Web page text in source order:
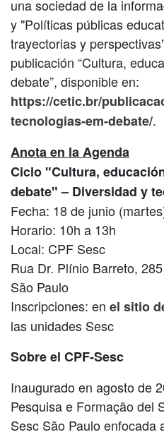
una sociedad de la
y "Políticas públicas
trayectorias y
publicación “Cultura,
debate”, disponible en:
https://cetic.br/
tecnologias-em-debate/.
Anota en la Agenda
Ciclo "Cultura,
debate" – Diversidad y
Fecha: 18 de junio
Horario: 10h a 13h
Local: CPF Sesc
Rua Dr. Plínio Barreto,
São Paulo
Inscripciones: en el sitio
las unidades Sesc
Sobre el CPF-Sesc
Inaugurado en agosto de
Pesquisa e Formação del
Sesc São Paulo enfocada